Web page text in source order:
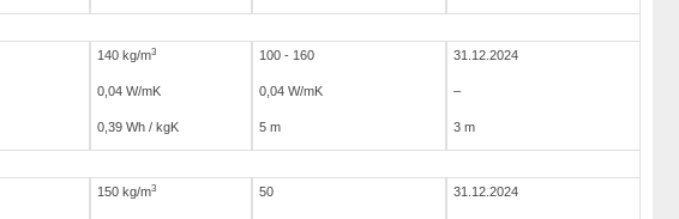
140 kg/m3 100 - 160 31.12.2024
0,04 W/mK 0,04 W/mK –
0,39 Wh / kgK 5 m 3 m
150 kg/m3 50 31.12.2024